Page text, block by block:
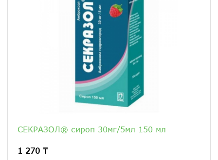
СЕКРАЗОЛ® сироп 30мг/5мл 150 мл
1 270 ₸